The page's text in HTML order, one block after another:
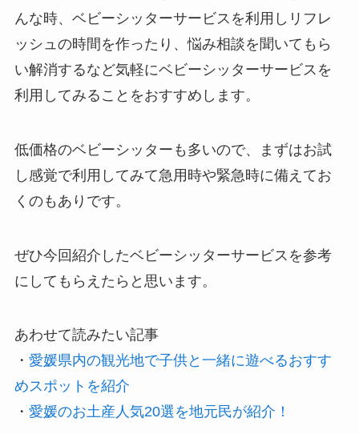
んな時、ベビーシッターサービスを利用しリフレ
ッシュの時間を作ったり、悩み相談を聞いてもら
い解消するなど気軽にベビーシッターサービスを
利用してみることをおすすめします。
低価格のベビーシッターも多いので、まずはお試
し感覚で利用してみて急用時や緊急時に備えてお
くのもありです。
ぜひ今回紹介したベビーシッターサービスを参考
にしてもらえたらと思います。
あわせて読みたい記事
・ 愛媛県内の観光地で子供と一緒に遊べるおすす
めスポットを紹介
・ 愛媛のお土産人気20選を地元民が紹介！